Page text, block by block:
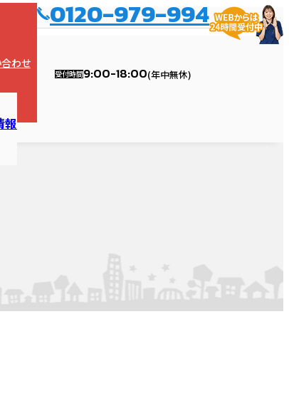
わせ
0120-979-994
受付時間9:00-18:00(年中無休)
理
報